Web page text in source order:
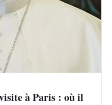
à Paris : où il